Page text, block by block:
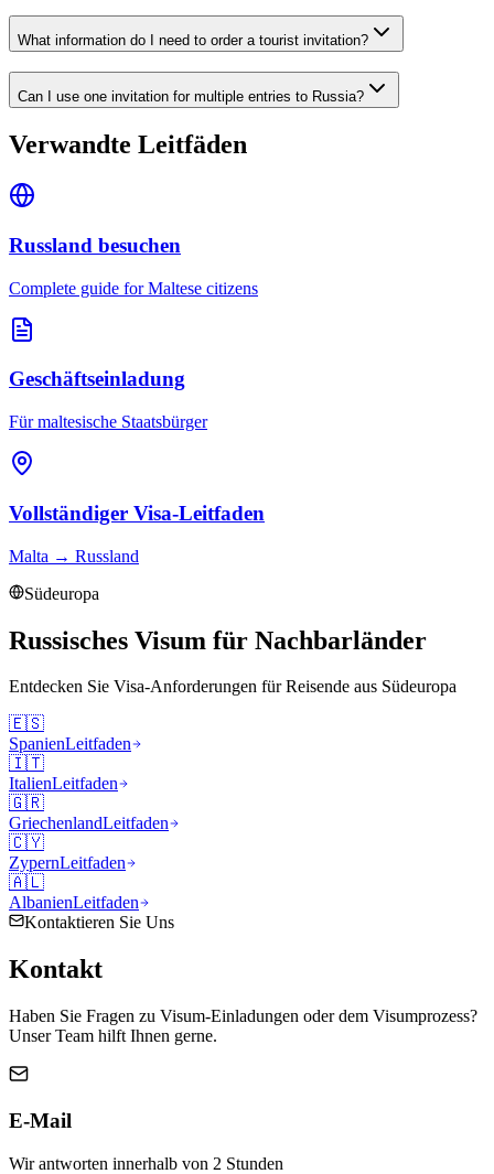
What information do I need to order a tourist invitation?
Can I use one invitation for multiple entries to Russia?
Verwandte Leitfäden
Russland besuchen
Complete guide for Maltese citizens
Geschäftseinladung
Für maltesische Staatsbürger
Vollständiger Visa-Leitfaden
Malta → Russland
Südeuropa
Russisches Visum für Nachbarländer
Entdecken Sie Visa-Anforderungen für Reisende aus Südeuropa
🇪🇸
SpanienLeitfaden
🇮🇹
ItalienLeitfaden
🇬🇷
GriechenlandLeitfaden
🇨🇾
ZypernLeitfaden
🇦🇱
AlbanienLeitfaden
Kontaktieren Sie Uns
Kontakt
Haben Sie Fragen zu Visum-Einladungen oder dem Visumprozess?
Unser Team hilft Ihnen gerne.
E-Mail
Wir antworten innerhalb von 2 Stunden